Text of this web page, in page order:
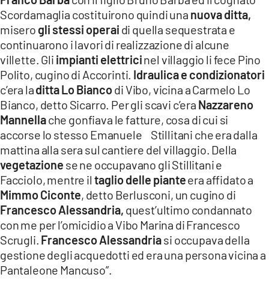
Scordamaglia costituirono quindi una nuova ditta,
misero gli stessi operai di quella sequestrata e
continuarono i lavori di realizzazione di alcune
villette. Gli impianti elettricinel villaggio li fece Pino
Polito, cugino di Accorinti. Idraulica e condizionatori
c’era laditta Lo Biancodi Vibo, vicina a Carmelo Lo
Bianco, detto Sicarro. Per gli scavi c’era Nazzareno
Mannellache gonfiava le fatture, cosa di cui si
accorse lo stesso Emanuele Stillitani che era dalla
mattina alla sera sul cantiere del villaggio. Della
vegetazione se ne occupavano gli Stillitani e
Facciolo, mentre il taglio delle pianteera affidato a
Mimmo Ciconte, detto Berlusconi, un cugino di
Francesco Alessandria, quest’ultimo condannato
con me per l’omicidio a Vibo Marina di Francesco
Scrugli. Francesco Alessandriasi occupava della
gestione degli acquedotti ed era una persona vicina a
Pantaleone Mancuso”.